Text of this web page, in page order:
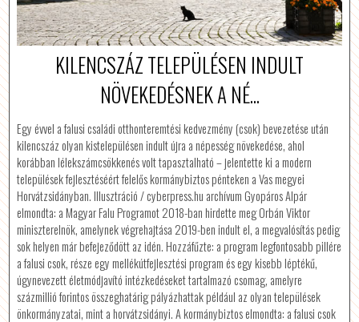
KILENCSZÁZ TELEPÜLÉSEN INDULT
NÖVEKEDÉSNEK A NÉ...
Egy évvel a falusi családi otthonteremtési kedvezmény (csok) bevezetése után
kilencszáz olyan kistelepülésen indult újra a népesség növekedése, ahol
korábban lélekszámcsökkenés volt tapasztalható – jelentette ki a modern
települések fejlesztéséért felelős kormánybiztos pénteken a Vas megyei
Horvátzsidányban. Illusztráció / cyberpress.hu archívum Gyopáros Alpár
elmondta: a Magyar Falu Programot 2018-ban hirdette meg Orbán Viktor
miniszterelnök, amelynek végrehajtása 2019-ben indult el, a megvalósítás pedig
sok helyen már befejeződött az idén. Hozzáfűzte: a program legfontosabb pillére
a falusi csok, része egy mellékútfejlesztési program és egy kisebb léptékű,
úgynevezett életmódjavító intézkedéseket tartalmazó csomag, amelyre
százmillió forintos összeghatárig pályázhattak például az olyan települések
önkormányzatai, mint a horvátzsidányi. A kormánybiztos elmondta: a falusi csok